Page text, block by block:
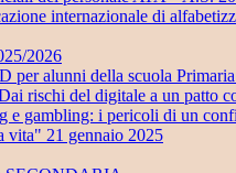
internazionale di
2026
alunni della scuola Primaria
rischi del digitale a un patto
gambling: i pericoli di un
21 gennaio 2025